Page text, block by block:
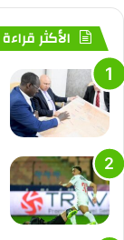
الأكثر قراءة